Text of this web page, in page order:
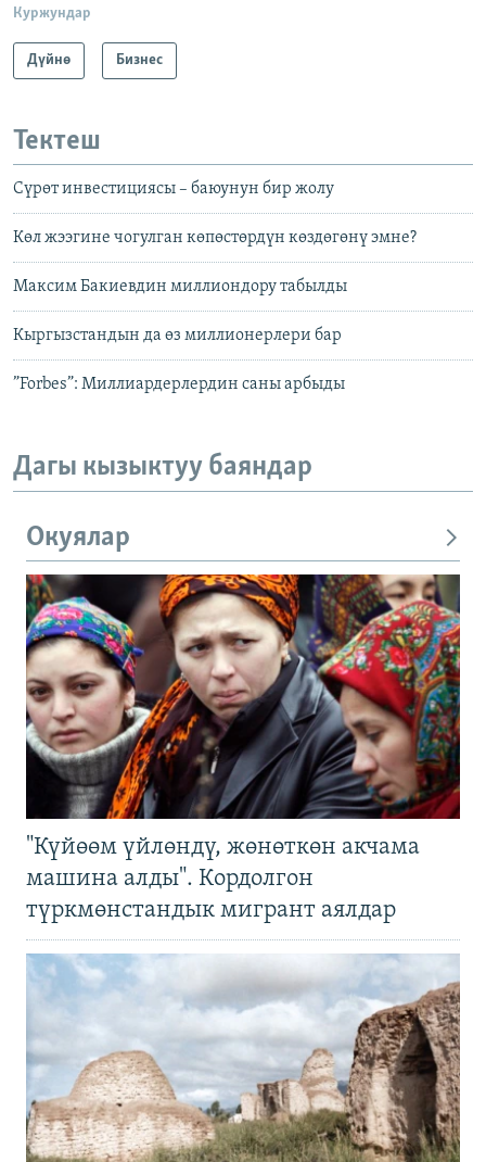
Куржундар
Дүйнө Бизнес
Тектеш
Сүрөт инвестициясы – баюунун бир жолу
Көл жээгине чогулган көпөстөрдүн көздөгөнү эмне?
Максим Бакиевдин миллиондору табылды
Кыргызстандын да өз миллионерлери бар
”Forbes”: Миллиардерлердин саны арбыды
Дагы кызыктуу баяндар
Окуялар
"Күйөөм үйлөндү, жөнөткөн акчама
машина алды". Кордолгон
түркмөнстандык мигрант аялдар